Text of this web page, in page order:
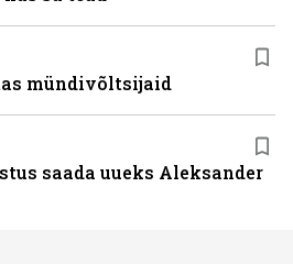
mündivõltsijaid
saada uueks Aleksander